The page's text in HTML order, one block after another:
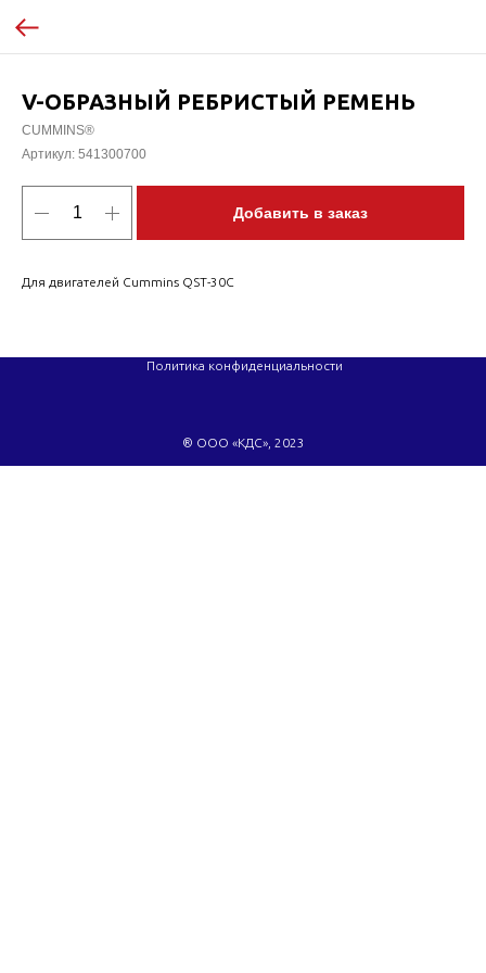
V-ОБРАЗНЫЙ РЕБРИСТЫЙ РЕМЕНЬ
CUMMINS®
Артикул: 541300700
Добавить в заказ
Для двигателей Cummins QST-30C
® ООО «КДС», 2023
Политика конфиденциальности